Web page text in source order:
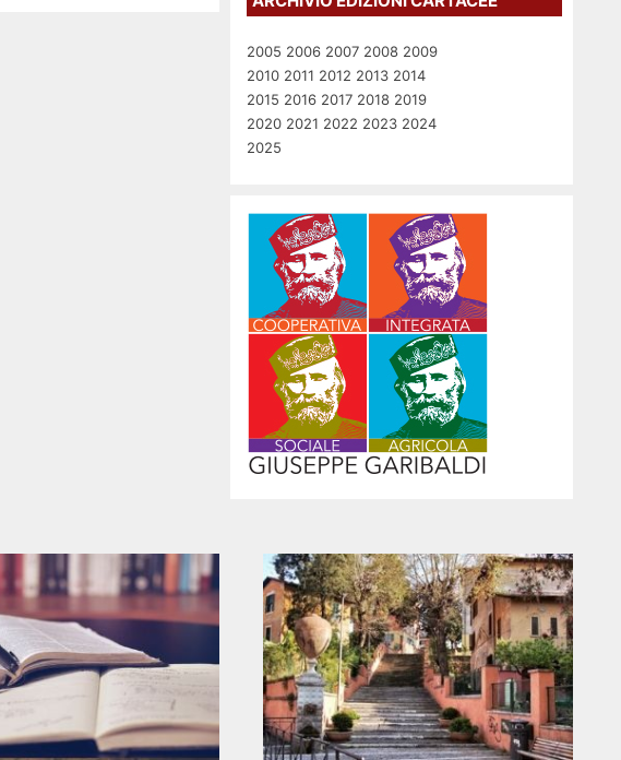
2005 2006 2007 2008 2009
2010 2011 2012 2013 2014
2015 2016 2017 2018 2019
2020 2021 2022 2023 2024
2025